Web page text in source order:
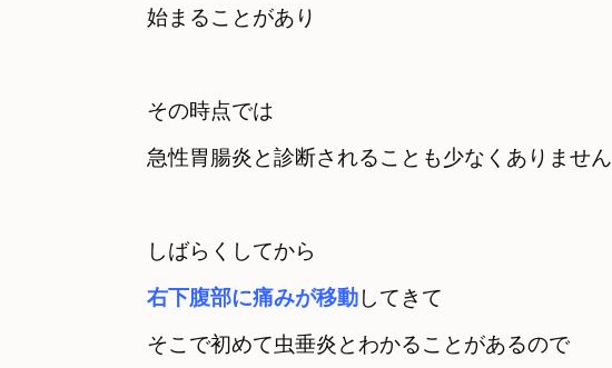
始まることがあり
その時点では
急性胃腸炎と診断されることも少なくありません
右下腹部に痛みが移動してきて
そこで初めて虫垂炎とわかることがあるので